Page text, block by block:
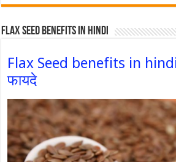
Flax Seed Benefits in hindi
Flax Seed benefits in
फायदे